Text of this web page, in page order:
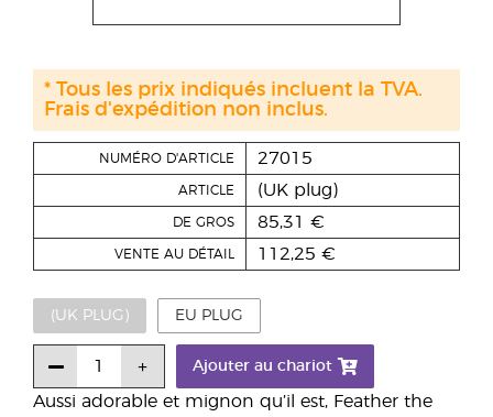
Aussi adorable et mignon qu’il est, Feather the
NUMÉRO D'ARTICLE 27015
ARTICLE (UK plug)
DE GROS 85,31 €
VENTE AU DÉTAIL 112,25 €
(UK PLUG) EU PLUG
Ajouter au chariot
* Tous les prix indiqués incluent la TVA.
Frais d'expédition non inclus.